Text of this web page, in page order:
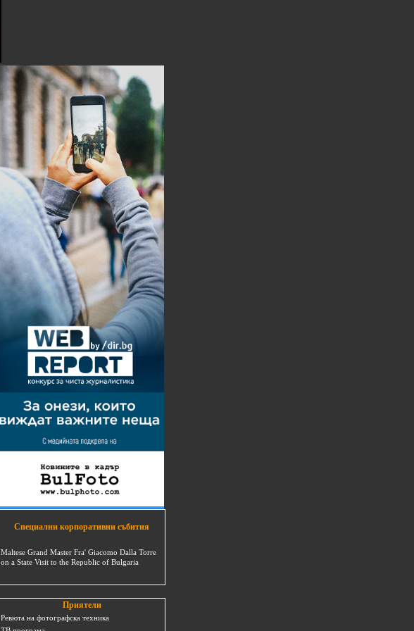
Специални корпоративни събития
Maltese Grand Master Fra' Giacomo Dalla Torre
on a State Visit to the Republic of Bulgaria
Приятели
Ревюта на фотографска техника